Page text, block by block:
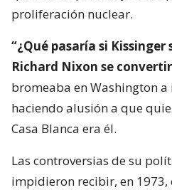
proliferación nuclear.
“¿Qué pasaría si Kissinger
Richard Nixon se
bromeaba en Washington a
haciendo alusión a que
Casa Blanca era él.
Las controversias de su
impidieron recibir, en 1973,